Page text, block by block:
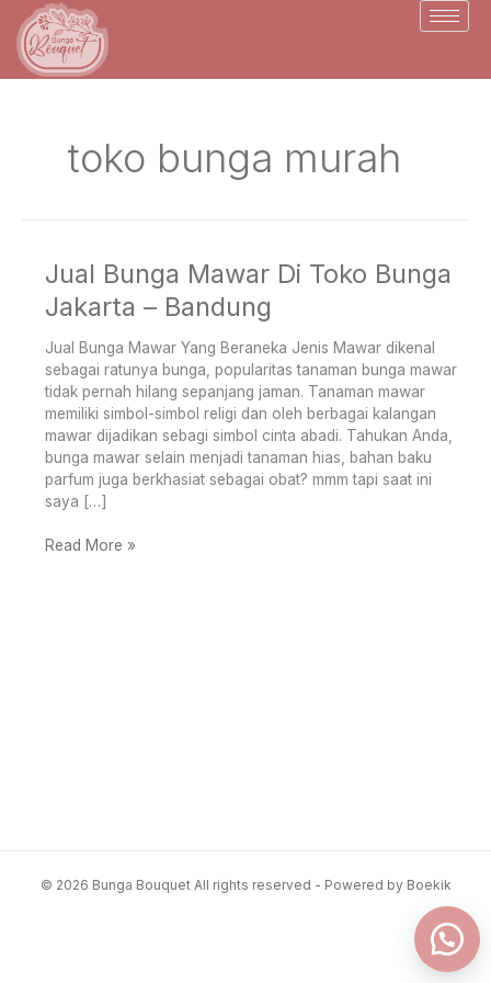
content
toko bunga murah
Jual Bunga Mawar Di Toko Bunga
Jakarta – Bandung
Jual Bunga Mawar Yang Beraneka Jenis Mawar dikenal
sebagai ratunya bunga, popularitas tanaman bunga mawar
tidak pernah hilang sepanjang jaman. Tanaman mawar
memiliki simbol-simbol religi dan oleh berbagai kalangan
mawar dijadikan sebagi simbol cinta abadi. Tahukan Anda,
bunga mawar selain menjadi tanaman hias, bahan baku
parfum juga berkhasiat sebagai obat? mmm tapi saat ini
saya […]
Jual
Mawar
Toko
Bunga
Jakarta
–
Bandung
Read More »
© 2026 Bunga Bouquet All rights reserved - Powered by Boekik